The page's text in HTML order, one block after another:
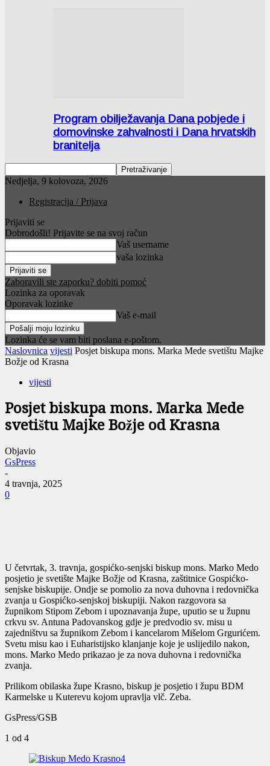
Program obilježavanja Dana pobjede i
domovinske zahvalnosti i Dana hrvatskih
branitelja
Nedjelja, 9 kolovoza, 2026
Registracija / Prijava
Prijaviti se
Dobrodošli! Prijavite se na svoj račun
Vaš username
vaša lozinka
Zaboravili ste zaporku? dobiti pomoć
Lozinka za oporavak
Oporavak lozinke
Vaš e-mail
Lozinka će se vam biti poslana e-poštom.
Naslovnica vijesti Posjet biskupa mons. Marka Mede svetištu Majke
Božje od Krasna
vijesti
Posjet biskupa mons. Marka Mede
svetištu Majke Božje od Krasna
Objavio
GsPress
-
4 travnja, 2025
0
U četvrtak, 3. travnja, gospićko-senjski biskup mons. Marko Medo
posjetio je svetište Majke Božje od Krasna, zaštitnice Gospićko-
senjske biskupije. Ondje se pomolio za nova duhovna i redovnička
zvanja u Gospićko-senjskoj biskupiji. Nakon razgovora sa
župnikom Stipom Zebom i upoznavanja župe, uputio se u župnu
crkvu sv. Antuna Padovanskog gdje je predvodio sv. misu u
zajedništvu sa župnikom Zebom i kancelarom Mišelom Grgurićem.
Svetu misu kao i Euharistijsko klanjanje koje je uslijedilo nakon,
mons. Marko Medo prikazao je za nova duhovna i redovnička
zvanja.
Prilikom obilaska župe Krasno, biskup je posjetio i župu BDM
Karmelske u Kuterevu kojom upravlja vlč. Zeba.
GsPress/GSB
1 od 4